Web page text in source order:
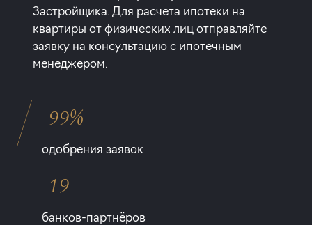
Застройщика. Для расчета ипотеки на
квартиры от физических лиц отправляйте
заявку на консультацию с ипотечным
менеджером.
99%
одобрения заявок
19
банков-партнёров